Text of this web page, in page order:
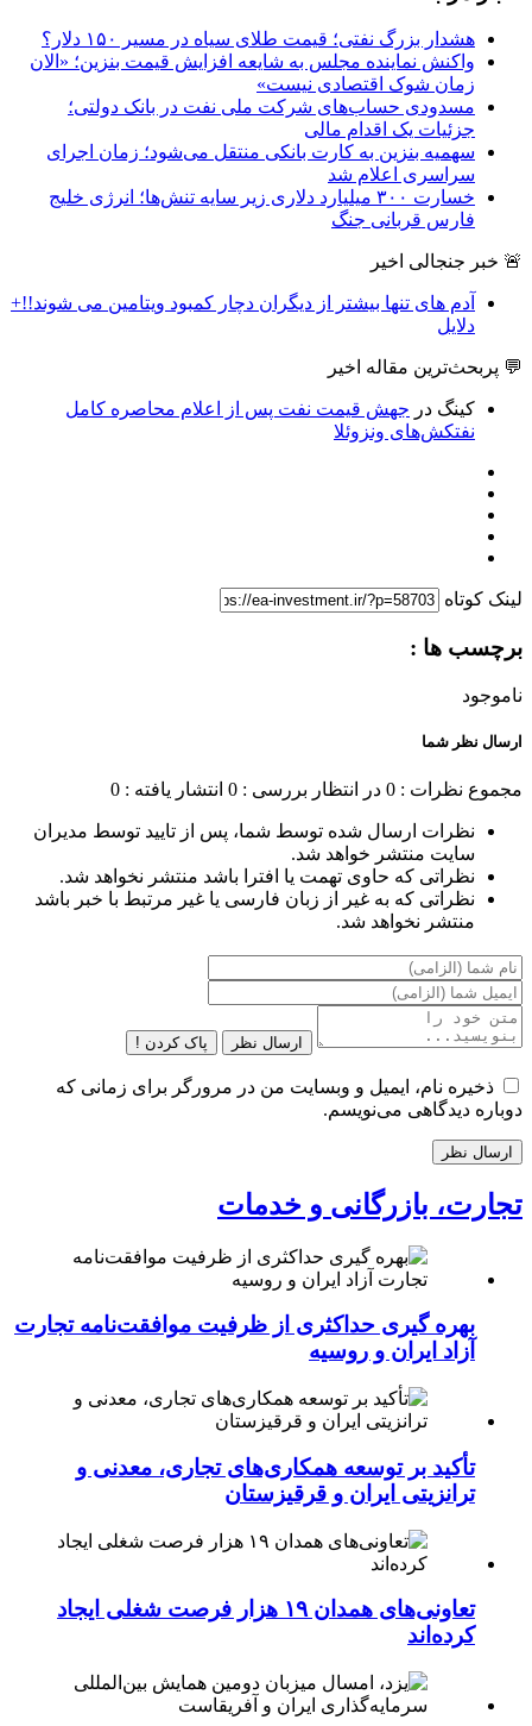
هشدار بزرگ نفتی؛ قیمت طلای سیاه در مسیر ۱۵۰ دلار؟
واکنش نماینده مجلس به شایعه افزایش قیمت بنزین؛ «الان
زمان شوک اقتصادی نیست»
مسدودی حساب‌های شرکت ملی نفت در بانک دولتی؛
جزئیات یک اقدام مالی
سهمیه بنزین به کارت بانکی منتقل می‌شود؛ زمان اجرای
سراسری اعلام شد
خسارت ۳۰۰ میلیارد دلاری زیر سایه تنش‌ها؛ انرژی خلیج
فارس قربانی جنگ
🚨 خبر جنجالی اخیر
آدم های تنها بیشتر از دیگران دچار کمبود ویتامین می شوند!!+
دلایل
💬 پربحث‌ترین مقاله اخیر
کینگ در جهش قیمت نفت پس از اعلام محاصره کامل
نفتکش‌های ونزوئلا
لینک کوتاه
برچسب ها :
ناموجود
ارسال نظر شما
مجموع نظرات : 0 در انتظار بررسی : 0 انتشار یافته : 0
نظرات ارسال شده توسط شما، پس از تایید توسط مدیران
سایت منتشر خواهد شد.
نظراتی که حاوی تهمت یا افترا باشد منتشر نخواهد شد.
نظراتی که به غیر از زبان فارسی یا غیر مرتبط با خبر باشد
منتشر نخواهد شد.
ارسال نظر پاک کردن !
ذخیره نام، ایمیل و وبسایت من در مرورگر برای زمانی که
دوباره دیدگاهی می‌نویسم.
تجارت، بازرگانی و خدمات
بهره گیری حداکثری از ظرفیت موافقت‌نامه تجارت
آزاد ایران و روسیه
تأکید بر توسعه همکاری‌های تجاری، معدنی و
ترانزیتی ایران و قرقیزستان
تعاونی‌های همدان ۱۹ هزار فرصت شغلی ایجاد
کرده‌اند